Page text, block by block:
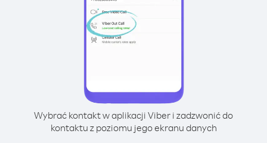
Wybrać kontakt w aplikacji Viber i zadzwonić do
kontaktu z poziomu jego ekranu danych